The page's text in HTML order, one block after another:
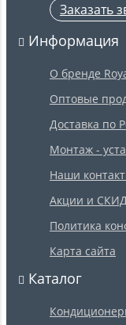
Заказать
Информация
О бренде
Оптовые
Доставка по
Монтаж -
Наши
Акции и
Политика
Карта сайта
Каталог